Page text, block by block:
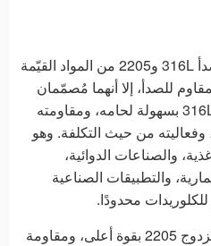
يُعدّ كلٌّ من الفولاذ المقاوم للصدأ 316L و2205 من المواد القيّمة
للصدأ، إلا أنهما مُصمّمان
لأغراضٍ مختلفة. يتميّز الفولاذ 316L بسهولة لحامه، ومقاومته
وفعاليته من حيث التكلفة. وهو
والصناعات الدوائية،
والتطبيقات الصناعية
محدودًا.
يتميز الفولاذ المقاوم للصدأ المزدوج 2205 بقوة أعلى، ومقاومة